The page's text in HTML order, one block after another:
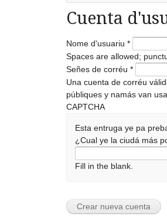
Cuenta
Nome d'usuariu *
Spaces are allowed;
Señes de corréu *
Una cuenta de corréu
públiques y namás van
CAPTCHA
Esta entruga ye pa
¿Cual ye la ciudá más
Fill in the blank.